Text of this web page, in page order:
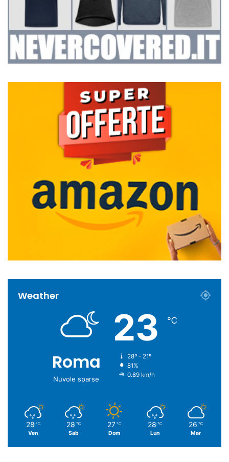
Weather
Roma
Nuvole sparse
23 ℃
28º - 21º
81%
0.89 km/h
28 ℃
Ven
28 ℃
Sab
27 ℃
Dom
28 ℃
Lun
26 ℃
Mar